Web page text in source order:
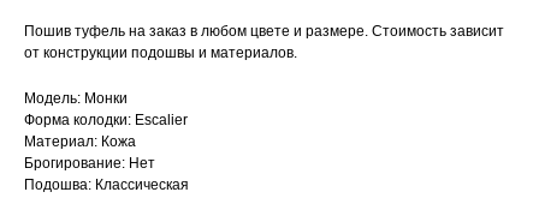
Пошив туфель на заказ в любом цвете и размере. Стоимость зависит
от конструкции подошвы и материалов.
Модель: Монки
Форма колодки: Escalier
Материал: Кожа
Брогирование: Нет
Подошва: Классическая